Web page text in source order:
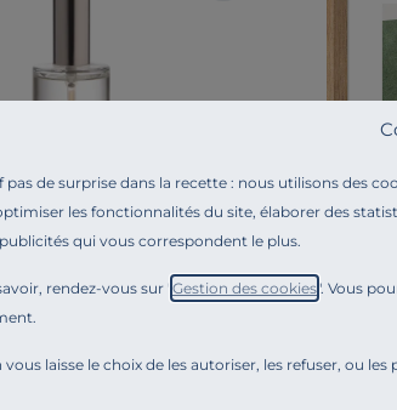
pas de surprise dans la recette : nous utilisons des
les fonctionnalités du site, élaborer des
qui vous correspondent le plus.
rendez-vous sur "Gestion des cookies". Vous
vous laisse le choix de les autoriser, les refuser, ou les
à Oléron
ESSENTIELS